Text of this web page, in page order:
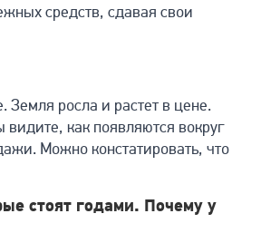
средств, сдавая свои
росла и растет в цене.
как появляются вокруг
Можно констатировать, что
стоят годами. Почему у